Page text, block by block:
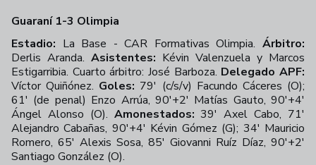
Guaraní 1-3 Olimpia
Estadio: La Base - CAR Formativas Olimpia. Árbitro:
Derlis Aranda. Asistentes: Kévin Valenzuela y Marcos
Estigarribia. Cuarto árbitro: José Barboza. Delegado APF:
Víctor Quiñónez. Goles: 79' (c/s/v) Facundo Cáceres (O);
61' (de penal) Enzo Arrúa, 90'+2' Matías Gauto, 90'+4'
Ángel Alonso (O). Amonestados: 39' Axel Cabo, 71'
Alejandro Cabañas, 90'+4' Kévin Gómez (G); 34' Mauricio
Romero, 65' Alexis Sosa, 85' Giovanni Ruíz Díaz, 90'+2'
Santiago González (O).